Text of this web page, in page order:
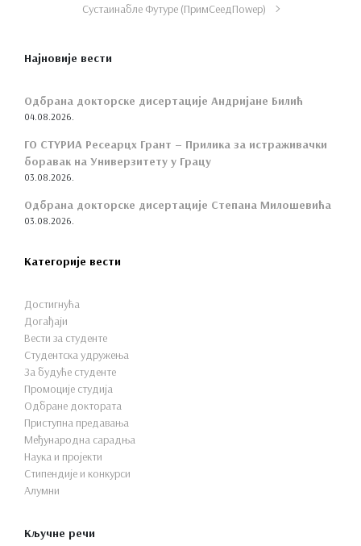
Сустаинабле Футуре (ПримСеедПоwер)
Најновије вести
Одбрана докторске дисертације Андријане Билић
04.08.2026.
ГО СТYРИА Ресеарцх Грант – Прилика за истраживачки
боравак на Универзитету у Грацу
03.08.2026.
Одбрана докторске дисертације Степана Милошевића
03.08.2026.
Категорије вести
Достигнућа
Догађаји
Вести за студенте
Студентска удружења
За будуће студенте
Промоције студија
Одбране доктората
Приступна предавања
Међународна сарадња
Наука и пројекти
Стипендије и конкурси
Алумни
Кључне речи